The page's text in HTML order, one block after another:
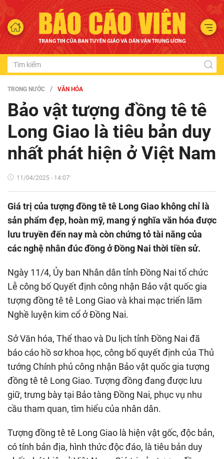
TRONG NƯỚC VĂN HÓA
Bảo vật tượng đồng tê tê
Long Giao là tiêu bản duy
nhất phát hiện ở Việt Nam
11/04/2025 - 14:07'
Giá trị của tượng đồng tê tê Long Giao không chỉ là
sản phẩm đẹp, hoàn mỹ, mang ý nghĩa văn hóa được
lưu truyền đến nay mà còn chứng tỏ tài năng của
các nghệ nhân đúc đồng ở Đồng Nai thời tiền sử.
Ngày 11/4, Ủy ban Nhân dân tỉnh Đồng Nai tổ chức
Lễ công bố Quyết định công nhận Bảo vật quốc gia
tượng đồng tê tê Long Giao và khai mạc triển lãm
Nghề luyện kim cổ ở Đồng Nai.
Sở Văn hóa, Thể thao và Du lịch tỉnh Đồng Nai đã
báo cáo hồ sơ khoa học, công bố quyết định của Thủ
tướng Chính phủ công nhận Bảo vật quốc gia tượng
đồng tê tê Long Giao. Tượng đồng đang được lưu
giữ, trưng bày tại Bảo tàng Đồng Nai, phục vụ nhu
cầu tham quan, tìm hiểu của nhân dân.
Tượng đồng tê tê Long Giao là hiện vật gốc, độc bản,
có tính bản địa, hình thức độc đáo, là tiêu bản duy